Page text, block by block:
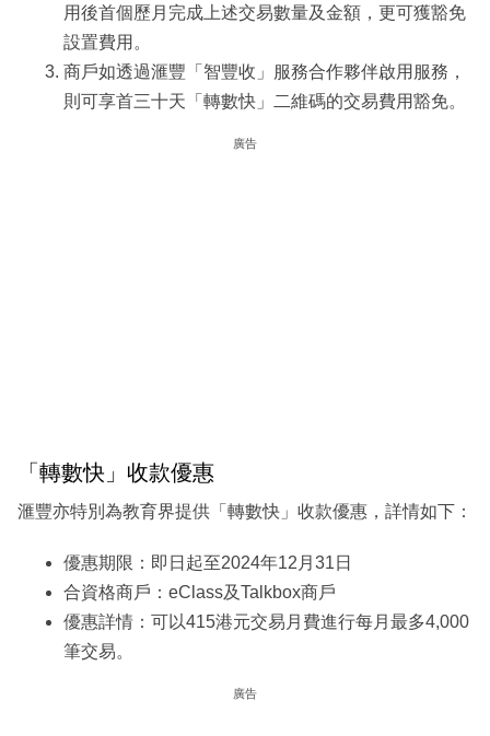
用後首個歷月完成上述交易數量及金額，更可獲豁免
設置費用。
商戶如透過滙豐「智豐收」服務合作夥伴啟用服務，
則可享首三十天「轉數快」二維碼的交易費用豁免。
廣告
「轉數快」收款優惠
滙豐亦特別為教育界提供「轉數快」收款優惠，詳情如下：
優惠期限：即日起至2024年12月31日
合資格商戶：eClass及Talkbox商戶
優惠詳情：可以415港元交易月費進行每月最多4,000
筆交易。
廣告